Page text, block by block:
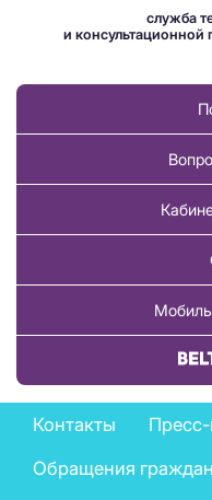
служба
и
Feedback
menu
Контакты
Обращения